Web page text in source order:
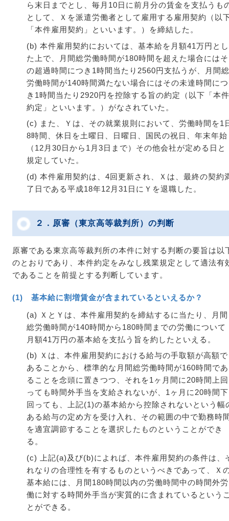
ら末日までとし、毎月10日に前月分の賃金を支払うも
として、Ｘを派遣労働者として雇用する雇用契約（以
「本件雇用契約」といいます。）を締結した。
(b) 本件雇用契約においては、基本給を月額41万円とし
た上で、月間総労働時間が180時間を超えた場合にはそ
の超過時間につき1時間当たり2560円支払うが、月間総
労働時間が140時間満たない場合にはその未達時間につ
き1時間当たり2920円を控除する旨の約定（以下「本件
約定」といいます。）がなされていた。
(c) また、Ｙは、その就業規則において、労働時間を1
8時間、休日を土曜日、日曜日、国民の祝日、年末年始
（12月30日から1月3日まで）その他会社が定める日と
規定していた。
(d) 本件雇用契約は、4回更新され、Ｘは、最終の契約
了日である平成18年12月31日にＹを退職した。
２．原審（東京高等裁判所）の判断
原審である東京高等裁判所の本件に対する判断の要旨は以
のとおりであり、本件約定をみなし残業規定として適法有
であることを前提とする判断しています。
(1) 基本給に割増賃金が含まれているといえるか？
(a) ＸとＹは、本件雇用契約を締結するに当たり、月間
総労働時間が140時間から180時間までの労働について
月額41万円の基本給を支払う旨を約したといえる。
(b) Ｘは、本件雇用契約における給与の手取額が高額で
あることから、標準的な月間総労働時間が160時間であ
ることを念頭に置きつつ、それを1ヶ月間に20時間上回
っても時間外手当を支給されないが、1ヶ月に20時間下
回っても、上記(1)の基本給から控除されないという幅
ある給与の定め方を受け入れ、その範囲の中で勤務時
を適宜調節することを選択したものということができ
る。
(c) 上記(a)及び(b)によれば、本件雇用契約の条件は、
れなりの合理性を有するものというべきであって、Ｘ
基本給には、月間180時間以内の労働時間中の時間外労
働に対する時間外手当が実質的に含まれているという
とができる。